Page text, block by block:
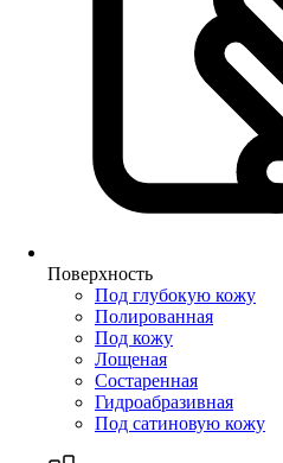
Поверхность
Под глубокую кожу
Полированная
Под кожу
Лощеная
Состаренная
Гидроабразивная
Под сатиновую кожу